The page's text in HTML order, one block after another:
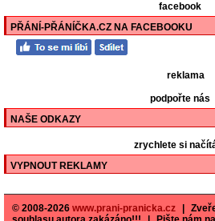
facebook
PŘÁNÍ-PŘÁNÍČKA.CZ NA FACEBOOKU
reklama
podpořte nás
NAŠE ODKAZY
zrychlete si
VYPNOUT REKLAMY
© 2008-2026 www.prani-pranicka.cz